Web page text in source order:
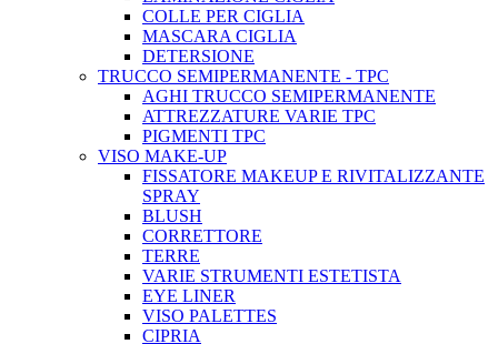
COLLE PER CIGLIA
MASCARA CIGLIA
DETERSIONE
TRUCCO SEMIPERMANENTE - TPC
AGHI TRUCCO SEMIPERMANENTE
ATTREZZATURE VARIE TPC
PIGMENTI TPC
VISO MAKE-UP
FISSATORE MAKEUP E RIVITALIZZANTE
SPRAY
BLUSH
CORRETTORE
TERRE
VARIE STRUMENTI ESTETISTA
EYE LINER
VISO PALETTES
CIPRIA